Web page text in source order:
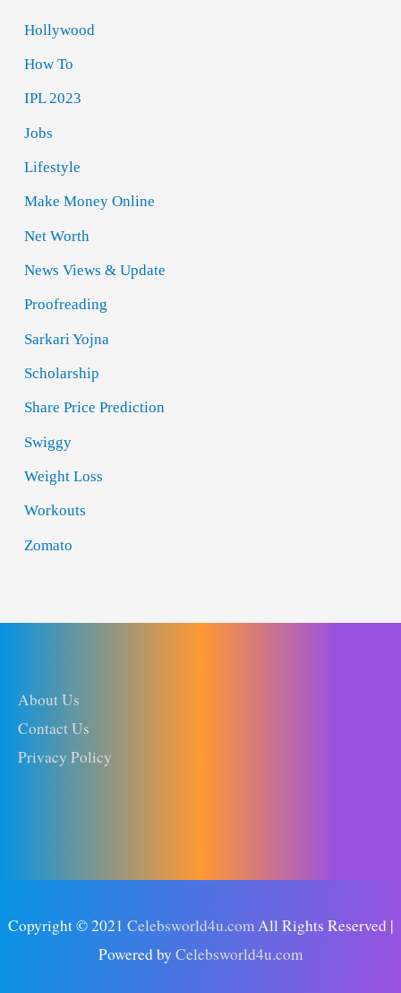
Hollywood
How To
IPL 2023
Jobs
Lifestyle
Make Money Online
Net Worth
News Views & Update
Proofreading
Sarkari Yojna
Scholarship
Share Price Prediction
Swiggy
Weight Loss
Workouts
Zomato
About Us
Contact Us
Privacy Policy
Copyright © 2021 Celebsworld4u.comAll Rights Reserved |
Powered by Celebsworld4u.com